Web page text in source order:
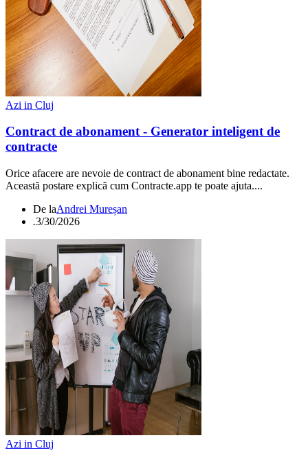
Azi in Cluj
Contract de abonament - Generator inteligent de
contracte
Orice afacere are nevoie de contract de abonament bine redactate.
Această postare explică cum Contracte.app te poate ajuta....
De laAndrei Mureșan
.3/30/2026
Azi in Cluj